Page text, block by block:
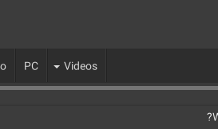
PC Videos